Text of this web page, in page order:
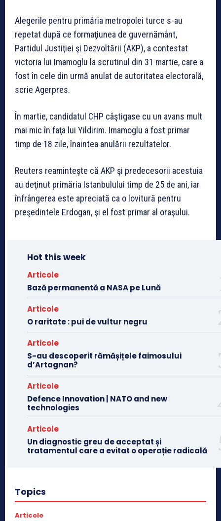
Alegerile pentru primăria metropolei turce s-au
repetat după ce formaţiunea de guvernământ,
Partidul Justiţiei şi Dezvoltării (AKP), a contestat
victoria lui Imamoglu la scrutinul din 31 martie, care a
fost în cele din urmă anulat de autoritatea electorală,
scrie Agerpres.
În martie, candidatul CHP câştigase cu un avans mult
mai mic în faţa lui Yildirim. Imamoglu a fost primar
timp de 18 zile, înaintea anulării rezultatelor.
Reuters reaminteşte că AKP şi predecesorii acestuia
au deţinut primăria Istanbulului timp de 25 de ani, iar
înfrângerea este apreciată ca o lovitură pentru
preşedintele Erdogan, şi el fost primar al oraşului.
Hot this week
Articole
Bază permanentă a NASA pe Lună
Articole
O raritate : pui de vultur negru
Articole
S-au descoperit rămășițele faimosului
d’Artagnan?
Articole
Defence Innovation | NATO and new
technologies
Articole
Un diagnostic greu de acceptat și
tratamentul care a evitat o operație radicală
Topics
Articole